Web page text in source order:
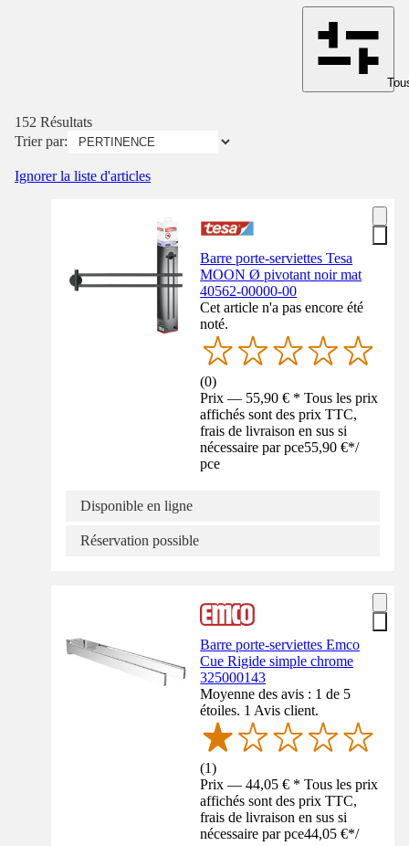
152 Résultats
Trier par:
Ignorer la liste d'articles
Barre porte-serviettes Tesa
MOON Ø pivotant noir mat
40562-00000-00
Cet article n'a pas encore été
noté.
(0)
Prix — 55,90 € * Tous les prix
affichés sont des prix TTC,
frais de livraison en sus si
nécessaire par pce55,90 €*/
pce
Disponible en ligne
Réservation possible
Barre porte-serviettes Emco
Cue Rigide simple chrome
325000143
Moyenne des avis : 1 de 5
étoiles. 1 Avis client.
(1)
Prix — 44,05 € * Tous les prix
affichés sont des prix TTC,
frais de livraison en sus si
nécessaire par pce44,05 €*/